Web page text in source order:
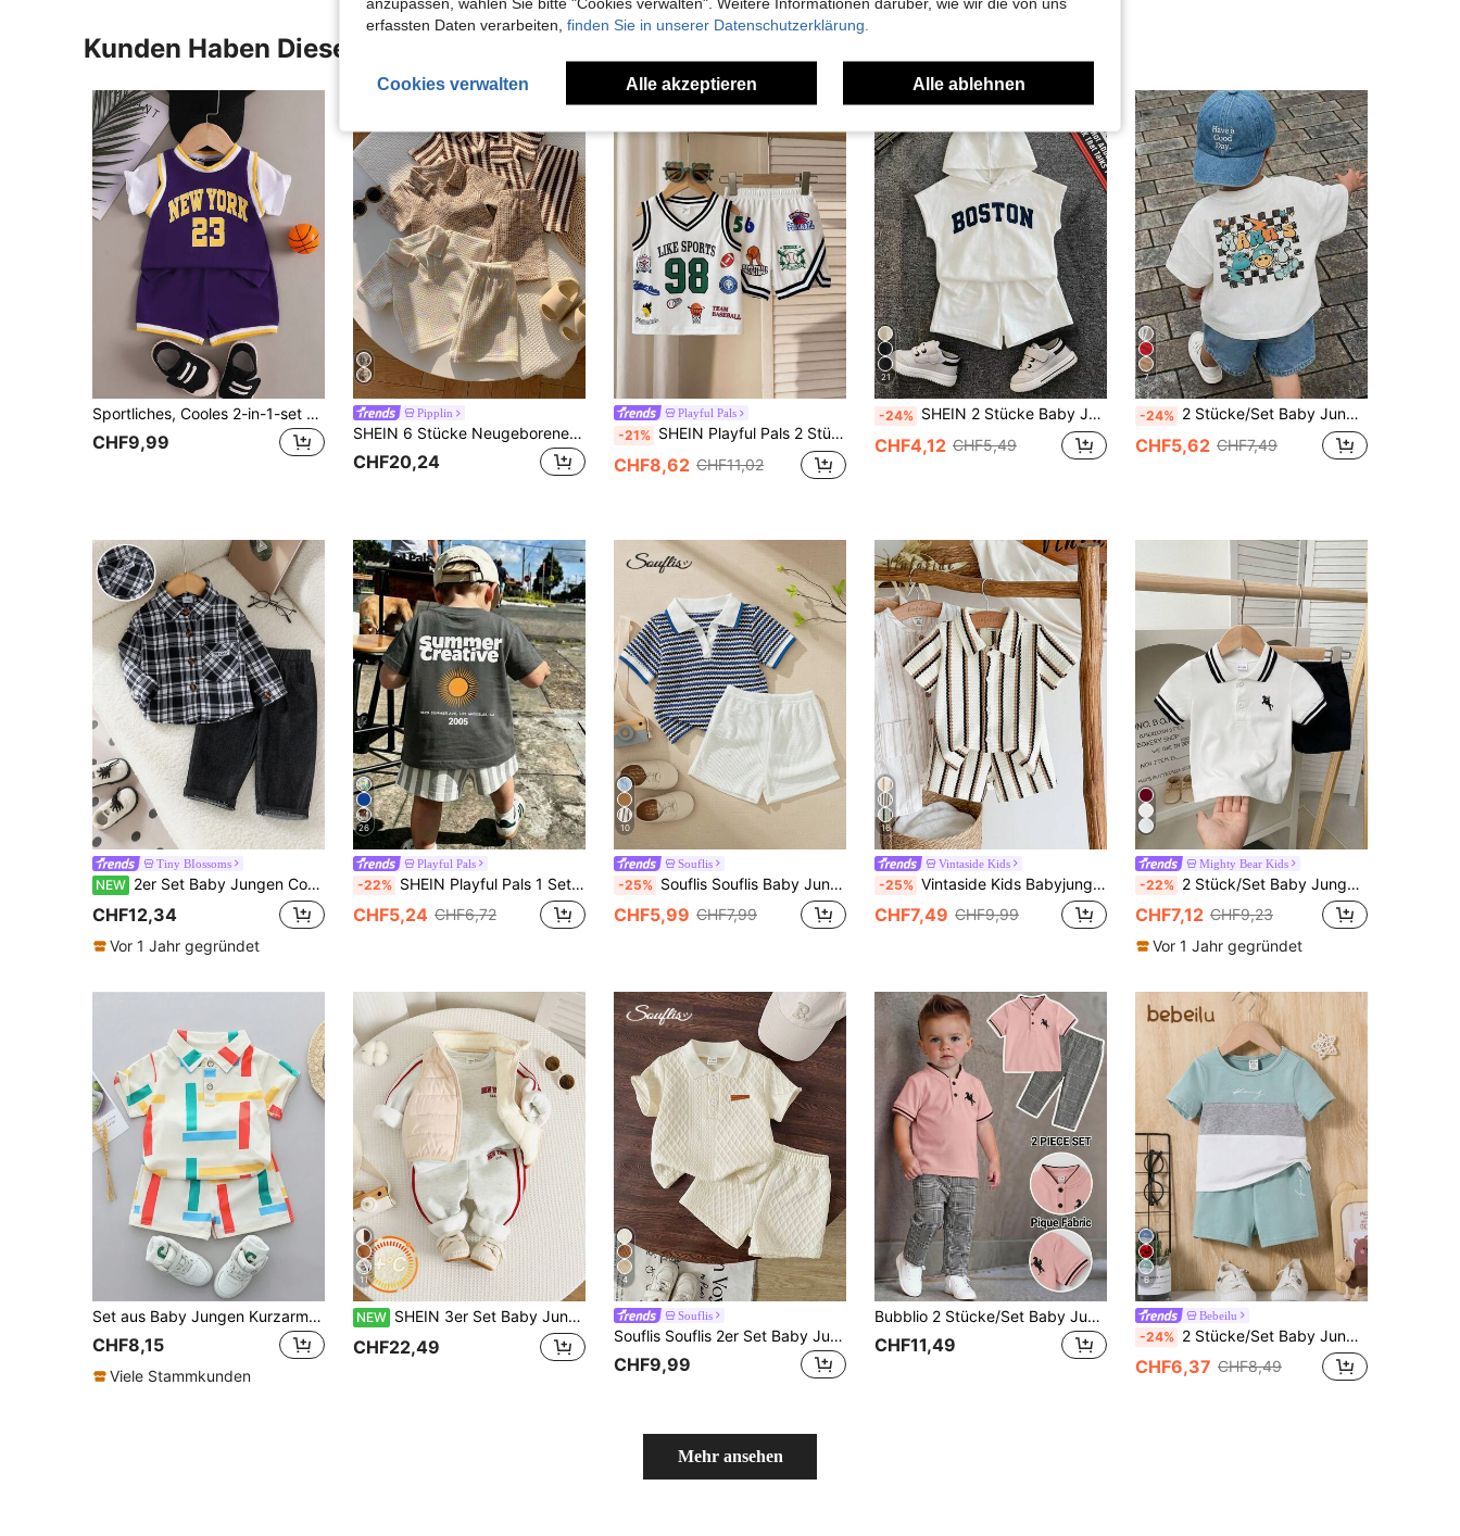
Kunden Haben Diese Artikel Auch Angeschaut
Sportliches, Cooles 2-in-1-set Für Babys Mit Buchstaben-aufdruck, Ärmelloses Top Und Kurzärmliges Hemd Mit Shorts Für Frühling Und Sommer
CHF9,99
Pipplin
SHEIN 6 Stücke Neugeborenen Baby Jungen Sommer Strick gestreiftes Polo Hemd & Shorts Set mit elastischem Bund, Mehrfarbiges Basic Polo Outfit
CHF20,24
Playful Pals
-21% SHEIN Playful Pals 2 Stücke/Set Baby/Kleinkind Jungen lässiger Sport minimalistischer vielseitiger Buchstaben- und Ziffern-Muster V-Ausschnitt ärmellos Top & Shorts Set
CHF8,62 CHF11,02
21
-24% SHEIN 2 Stücke Baby Jungen/Mädchen Weiß Boston Buchstaben Muster Hoodie Top und Loose Shorts Set, weiche Strickware, Casual, Komfortabel, Vielseitig, geeignet für Frühling/Sommer Ausflüge, Zuhause, Schule
CHF4,12 CHF5,49
7
-24% 2 Stücke/Set Baby Jungen Sommer Lässig Strand Urlaub Gesicht Schachbrettmuster T-Shirt und blaue Denim Shorts Outfit
CHF5,62 CHF7,49
Tiny BIossoms
NEW 2er Set Baby Jungen Cool Street Style Schwarz & Weiß Patch Langarmhemd mit rein schwarzer lockerer Casual Hose, Frühling/Herbst
CHF12,34
Vor 1 Jahr gegründet
26
Playful Pals
-22% SHEIN Playful Pals 1 Set Baby Jungen Lässig Buchstaben- und Sonnen-Muster Rundhals Kurzarm T-Shirt und passende gestreifte Muster Shorts Set, Sommeroutfits geeignet für Ausflüge, Urlaub, usw.
CHF5,24 CHF6,72
10
Souflis
-25% Souflis Souflis Baby Jungen Frühling und Sommer Khaki farbener strukturierter Stoff gestreifter Stoff V-Ausschnitt mit kleinem Kragen in der gleichen Farbfamilie, essentiell für lässigen Alltag und Aktivitäten Zuhause, Kinderkleidung Outfit des Tages
CHF5,99 CHF7,99
16
Vintaside Kids
-25% Vintaside Kids Babyjungen Zweiteiler Set aus Aprikose-Khaki kontrastierend gestreiftem Kurzarm-Hemd mit Kragen und Shorts
CHF7,49 CHF9,99
Mighty Bear Kids
-22% 2 Stück/Set Baby Jungen Sommer Lässig Modisch Gestreifter Kragen Kurzarm Top & vielseitige Shorts, geeignet für täglichen Gebrauch, Sport und Schule
CHF7,12 CHF9,23
Vor 1 Jahr gegründet
Set aus Baby Jungen Kurzarm Hemd mit buntem gestreiftem Kragen und Shorts für den Sommer
CHF8,15
Viele Stammkunden
11
NEW SHEIN 3er Set Baby Jungen Sweatshirt, elastische lange Hose, ärmellose Weste, vielseitig und bequem, Herbst- und Winterkleidung für den Schulanfang
CHF22,49
4
Souflis
Souflis Souflis 2er Set Baby Jungen Off-White Sommer Lässig Familien-Matching Outfits Lockerer Schnitt Knopf Rippen Polohemd mit elastischem Bund Shorts Set 3M-3T Kleidung
CHF9,99
Bubblio 2 Stücke/Set Baby Jungen süßes urbanes Preppy lässig Kurzarm POLO Hemd & elastische Taille karierte lange Hose Outfit, geeignet für Geburtstagsparty, Abendparty, Aufführung, Hochzeit, Vollmond, Taufe, 1. Geburtstag Feier und Babyparty
CHF11,49
6
Bebeilu
-24% 2 Stücke/Set Baby Jungen Lässig Farbblock T-Shirt und Shorts
CHF6,37 CHF8,49
Mehr ansehen
erfassten Daten verarbeiten, finden Sie in unserer Datenschutzerklärung.
Cookies verwalten Alle akzeptieren Alle ablehnen